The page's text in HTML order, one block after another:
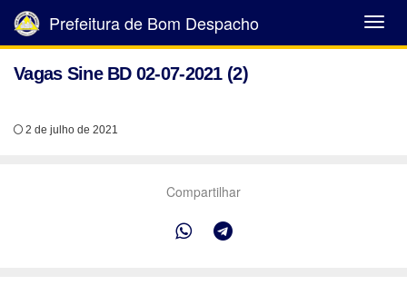
Abrir
Menu
Prefeitura de Bom Despacho
Vagas Sine BD 02-07-2021 (2)
2 de julho de 2021
Compartilhar